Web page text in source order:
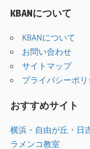
ゴ
KBANについて
KBANについて
お問い合わせ
サイトマップ
プライバシーポリ
おすすめサイト
横浜・自由が丘・日
ラメンコ教室